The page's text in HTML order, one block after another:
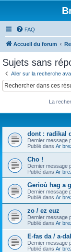
FAQ
Accueil du forum
Sujets sans
Aller sur la recherche
La
dont : radikal
Dernier message
Publié dans Ar
Cho !
Dernier message
Publié dans Ar
Gerioù hag a
Dernier message
Publié dans Ar
zo / ez euz
Dernier message
Publié dans Ar
E-fas da / a-
Dernier message
Publié dans Ar